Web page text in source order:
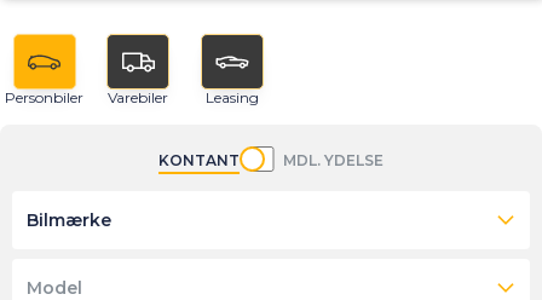
Personbiler Varebiler Leasing
KONTANT MDL. YDELSE
Bilmærke
Model